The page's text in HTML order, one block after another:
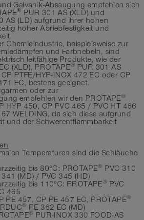
Galvanik-Absaugung empfehlen sich
® PUR 301 AS (XLD) und
AS (LD) aufgrund ihrer hohen
hoher Abriebfestigkeit und
Chemieindustrie, beispielsweise zur
und Farbnebeln, sind
leitfähige Produkte, wie der
(XLD), PROTAPE® PUR 301 AS
PTFE/HYP-INOX 472 EC oder CP
EC, bestens geeignet.
oder zur
empfehlen wir den PROTAPE®
HYP 450, CP PVC 465 / PVC HT 466
WELDING, da sich diese aufgrund
und der Schwerentflammbarkeit
Temperaturen sind die Schläuche
bis 80°C: PROTAPE® PVC 310
341 (MD) / PVC 345 (HD)
bis 110°C: PROTAPE® PVC
465
PE 457, CP PE 457 EC, PROTAPE®
® PE 362 EC (MD)
® PUR-INOX 330 FOOD-AS